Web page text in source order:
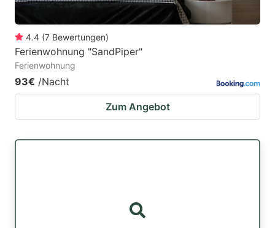
4.4 (7 Bewertungen)
Ferienwohnung "SandPiper"
Ferienwohnung
93€ /Nacht
Zum Angebot